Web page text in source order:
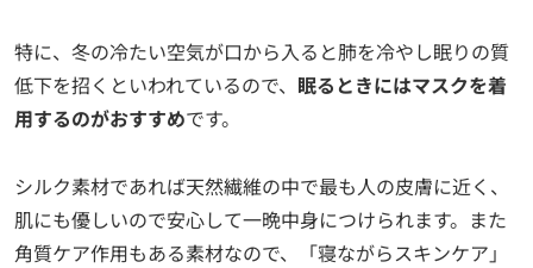
特に、冬の冷たい空気が口から入ると肺を冷やし眠りの質
低下を招くといわれているので、 眠るときにはマスクを着
用するのがおすすめです。
シルク素材であれば天然繊維の中で最も人の皮膚に近く、
肌にも優しいので安心して一晩中身につけられます。また
角質ケア作用もある素材なので、「寝ながらスキンケア」